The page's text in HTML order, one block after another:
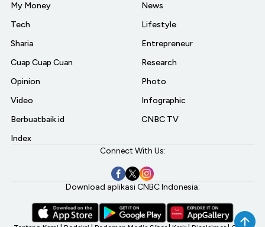
My Money
Tech
Sharia
Cuap Cuap Cuan
Opinion
Video
Berbuatbaik.id
Index
News
Lifestyle
Entrepreneur
Research
Photo
Infographic
CNBC TV
Connect With Us:
Download aplikasi CNBC Indonesia: